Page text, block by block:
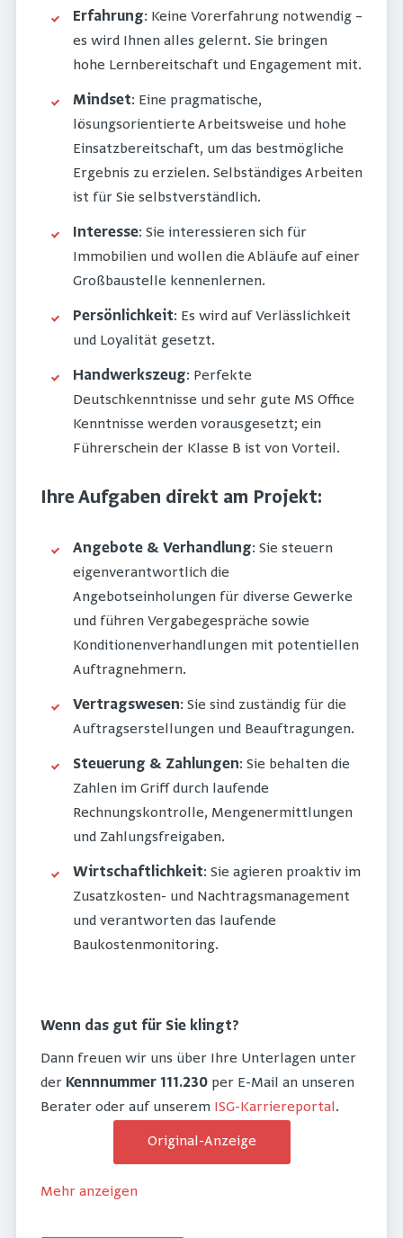
Erfahrung: Keine Vorerfahrung notwendig –
es wird Ihnen alles gelernt. Sie bringen
hohe Lernbereitschaft und Engagement mit.
Mindset: Eine pragmatische,
lösungsorientierte Arbeitsweise und hohe
Einsatzbereitschaft, um das bestmögliche
Ergebnis zu erzielen. Selbständiges Arbeiten
ist für Sie selbstverständlich.
Interesse: Sie interessieren sich für
Immobilien und wollen die Abläufe auf einer
Großbaustelle kennenlernen.
Persönlichkeit: Es wird auf Verlässlichkeit
und Loyalität gesetzt.
Handwerkszeug: Perfekte
Deutschkenntnisse und sehr gute MS Office
Kenntnisse werden vorausgesetzt; ein
Führerschein der Klasse B ist von Vorteil.
Ihre Aufgaben direkt am Projekt:
Angebote & Verhandlung: Sie steuern
eigenverantwortlich die
Angebotseinholungen für diverse Gewerke
und führen Vergabegespräche sowie
Konditionenverhandlungen mit potentiellen
Auftragnehmern.
Vertragswesen: Sie sind zuständig für die
Auftragserstellungen und Beauftragungen.
Steuerung & Zahlungen: Sie behalten die
Zahlen im Griff durch laufende
Rechnungskontrolle, Mengenermittlungen
und Zahlungsfreigaben.
Wirtschaftlichkeit: Sie agieren proaktiv im
Zusatzkosten- und Nachtragsmanagement
und verantworten das laufende
Baukostenmonitoring.
Wenn das gut für Sie klingt?
Dann freuen wir uns über Ihre Unterlagen unter
der Kennnummer 111.230 per E-Mail an unseren
Berater oder auf unserem ISG-Karriereportal.
Original-Anzeige
Mehr anzeigen